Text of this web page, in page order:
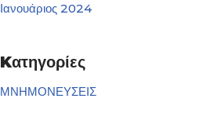
Ιανουάριος 2024
Kατηγορίες
ΜΝΗΜΟΝΕΥΣΕΙΣ